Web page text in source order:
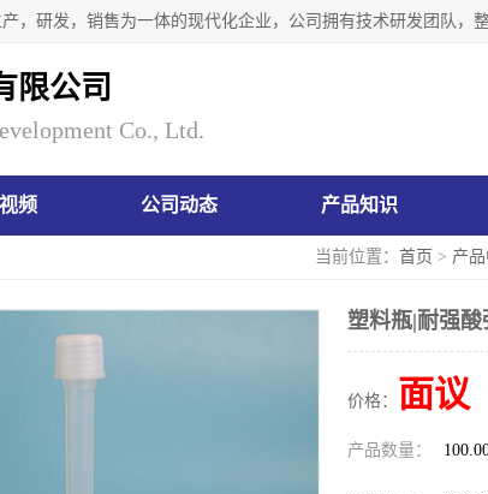
限公司
Co., Ltd.
频 公司动态 产品知识
当前位置： 首页 > 产
塑料瓶|耐强
价格： 面议
产品数量：